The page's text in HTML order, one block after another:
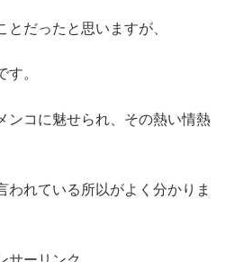
だったと思いますが、
。
ンコに魅せられ、その熱い情熱
われている所以がよく分かりま